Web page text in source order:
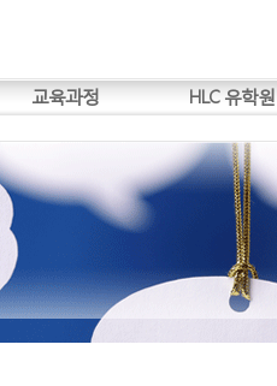
교육과정 HLC 유학원